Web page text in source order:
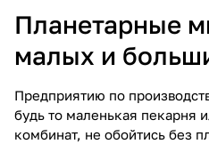
Планетарные
малых и
Предприятию по
будь то маленькая пекарня
комбинат, не обойтись без